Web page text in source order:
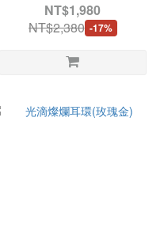
NT$1,980
NT$2,380 -17%